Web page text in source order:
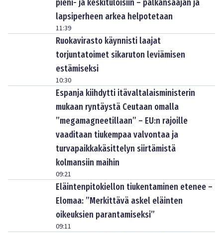
pieni- ja keskituloisiin – palkansaajan ja
lapsiperheen arkea helpotetaan
11:39
Ruokavirasto käynnisti laajat
torjuntatoimet sikaruton leviämisen
estämiseksi
10:30
Espanja kiihdytti itävaltalaisministerin
mukaan ryntäystä Ceutaan omalla
”megamagneetillaan” – EU:n rajoille
vaaditaan tiukempaa valvontaa ja
turvapaikkakäsittelyn siirtämistä
kolmansiin maihin
09:21
Eläintenpitokiellon tiukentaminen etenee –
Elomaa: ”Merkittävä askel eläinten
oikeuksien parantamiseksi”
09:11